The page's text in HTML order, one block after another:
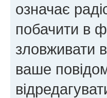
означає
побачити в
зловживати
ваше